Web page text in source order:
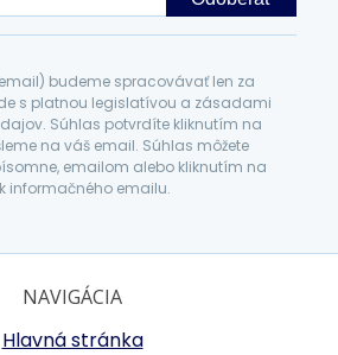
budeme spracovávať len za
s platnou legislatívou a zásadami
Súhlas potvrdíte kliknutím na
na váš email. Súhlas môžete
emailom alebo kliknutím na
informačného emailu.
NAVIGÁCIA
Hlavná stránka